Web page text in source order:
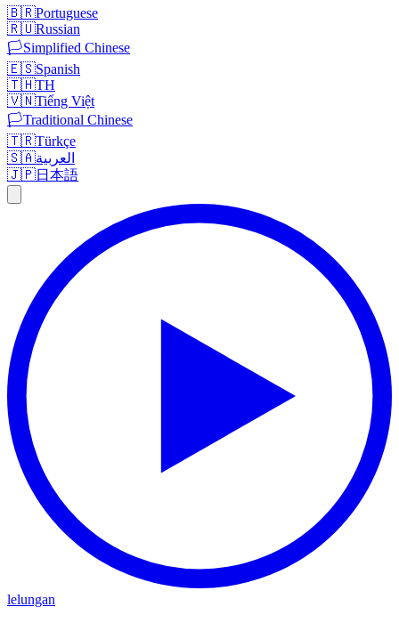
🇧🇷Portuguese
🇷🇺Russian
🏳️Simplified Chinese
🇪🇸Spanish
🇹🇭TH
🇻🇳Tiếng Việt
🏳️Traditional Chinese
🇹🇷Türkçe
🇸🇦العربية
🇯🇵日本語
lelungan